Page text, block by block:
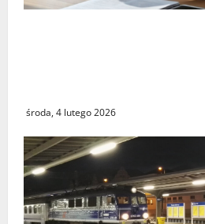
środa, 4 lutego 2026